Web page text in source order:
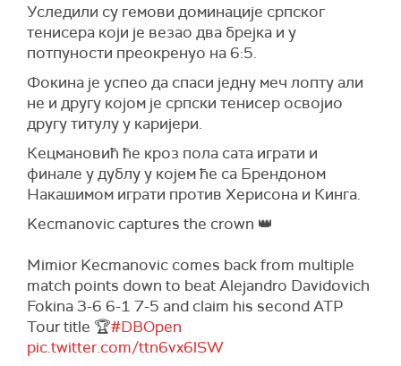
Уследили су гемови доминације српског
тенисера који је везао два брејка и у
потпуности преокренуо на 6:5.
Фокина је успео да спаси једну меч лопту али
не и другу којом је српски тенисер освојио
другу титулу у каријери.
Кецмановић ће кроз пола сата играти и
финале у дублу у којем ће са Брендоном
Накашимом играти против Херисона и Кинга.
Kecmanovic captures the crown 👑
Mimior Kecmanovic comes back from multiple
match points down to beat Alejandro Davidovich
Fokina 3-6 6-1 7-5 and claim his second ATP
Tour title 🏆#DBOpen
pic.twitter.com/ttn6vx6lSW